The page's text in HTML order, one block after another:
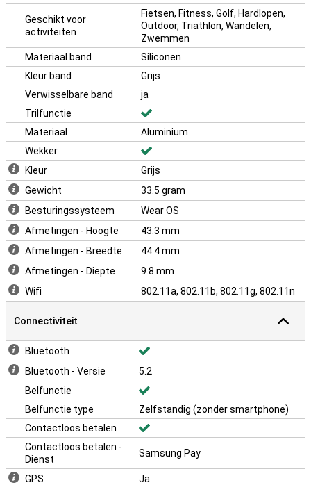
Geschikt voor
activiteiten
Fietsen, Fitness, Golf, Hardlopen,
Outdoor, Triathlon, Wandelen,
Zwemmen
Materiaal band
Siliconen
Kleur band
Grijs
Verwisselbare band
ja
Trilfunctie
Materiaal
Aluminium
Wekker
Kleur
Grijs
Gewicht
33.5 gram
Besturingssysteem
Wear OS
Afmetingen - Hoogte
43.3 mm
Afmetingen - Breedte
44.4 mm
Afmetingen - Diepte
9.8 mm
Wifi
802.11a, 802.11b, 802.11g, 802.11n
Connectiviteit
Bluetooth
Bluetooth - Versie
5.2
Belfunctie
Belfunctie type
Zelfstandig (zonder smartphone)
Contactloos betalen
Contactloos betalen -
Dienst
Samsung Pay
GPS
Ja